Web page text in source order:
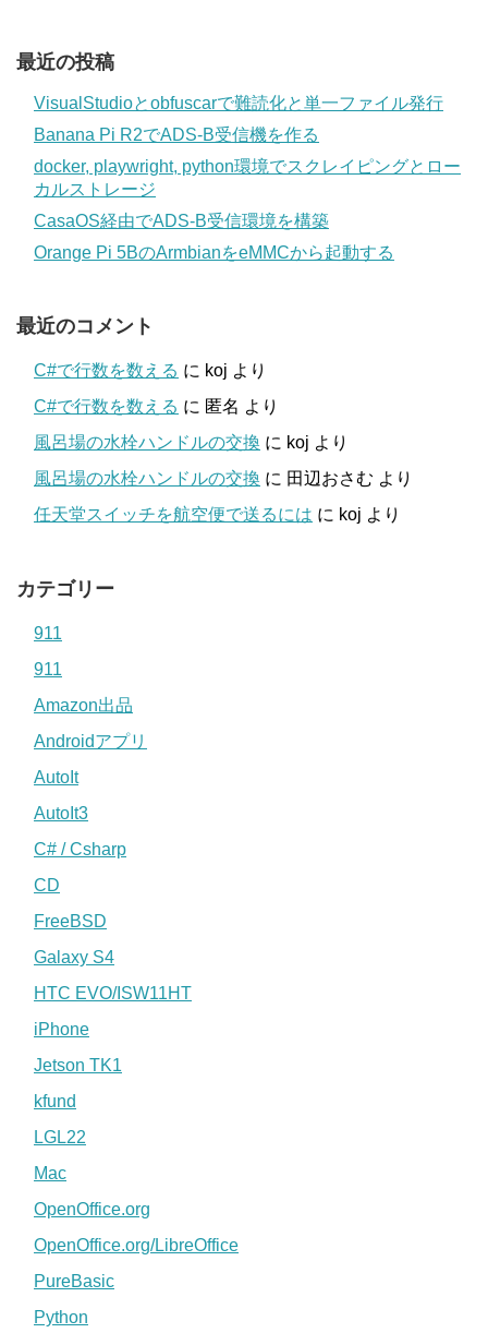
最近の投稿
VisualStudioとobfuscarで難読化と単一ファイル発行
Banana Pi R2でADS-B受信機を作る
docker, playwright, python環境でスクレイピングとロー
カルストレージ
CasaOS経由でADS-B受信環境を構築
Orange Pi 5BのArmbianをeMMCから起動する
最近のコメント
C#で行数を数える に koj より
C#で行数を数える に 匿名 より
風呂場の水栓ハンドルの交換 に koj より
風呂場の水栓ハンドルの交換 に 田辺おさむ より
任天堂スイッチを航空便で送るには に koj より
カテゴリー
911
911
Amazon出品
Androidアプリ
AutoIt
AutoIt3
C# / Csharp
CD
FreeBSD
Galaxy S4
HTC EVO/ISW11HT
iPhone
Jetson TK1
kfund
LGL22
Mac
OpenOffice.org
OpenOffice.org/LibreOffice
PureBasic
Python